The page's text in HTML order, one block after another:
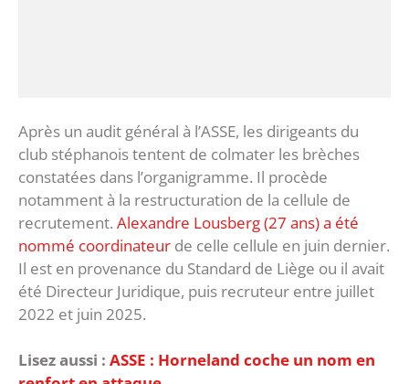
Après un audit général à l’ASSE, les dirigeants du
club stéphanois tentent de colmater les brèches
constatées dans l’organigramme. Il procède
notamment à la restructuration de la cellule de
recrutement. Alexandre Lousberg (27 ans) a été
nommé coordinateur de celle cellule en juin dernier.
Il est en provenance du Standard de Liège ou il avait
été Directeur Juridique, puis recruteur entre juillet
2022 et juin 2025.
Lisez aussi : ASSE : Horneland coche un nom en